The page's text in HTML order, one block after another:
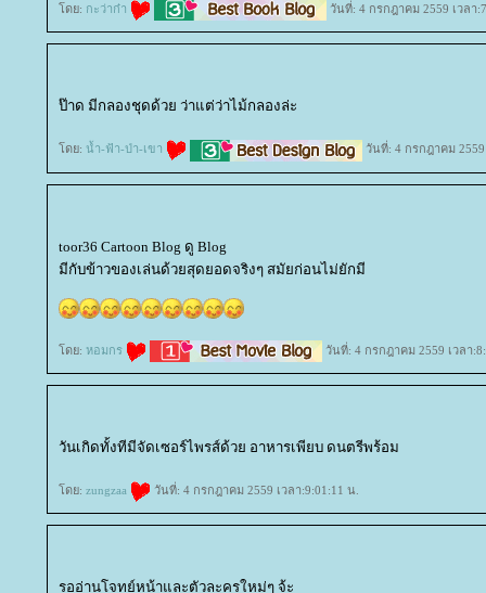
ดย: กะว่าก๋า วันที่: 4 กรกฎาคม 2559 เวลา
ป๊าด มีกลองชุดด้วย ว่าแต่ว่าไม้กลองล่ะ
ดย: น้ำ-ฟ้า-ป่า-เขา วันที่: 4 กรกฎาคม 2559
toor36 Cartoon Blog ดู Blog
มีกับข้าวของเล่นด้วยสุดยอดจริงๆ สมัยก่อนไม่ยักมี
ดย: หอมกร วันที่: 4 กรกฎาคม 2559 เวลา
วันเกิดทั้งทีมีจัดเซอร์ไพรส์ด้วย อาหารเพียบ ดนตรีพร้อม
ดย: zungzaa วันที่: 4 กรกฎาคม 2559 เวลา:9:01:11 น.
รออ่านโจทย์หน้าและตัวละครใหม่ๆ จ้ะ